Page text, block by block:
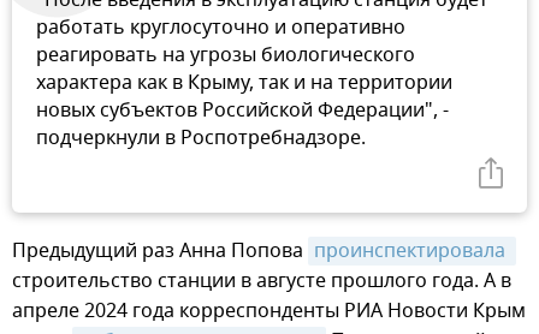
работать круглосуточно и оперативно
реагировать на угрозы биологического
характера как в Крыму, так и на территории
новых субъектов Российской Федерации", -
подчеркнули в Роспотребнадзоре.
Предыдущий раз Анна Попова
строительство станции в августе прошлого года. А в
апреле 2024 года корреспонденты РИА Новости Крым